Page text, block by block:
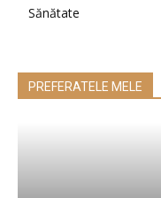
Sănătate
PREFERATELE MELE